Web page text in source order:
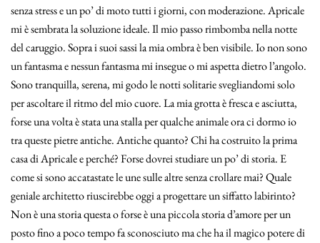
senza stress e un po’ di moto tutti i giorni, con moderazione. Apricale
mi è sembrata la soluzione ideale. Il mio passo rimbomba nella notte
del caruggio. Sopra i suoi sassi la mia ombra è ben visibile. Io non sono
un fantasma e nessun fantasma mi insegue o mi aspetta dietro l’angolo.
Sono tranquilla, serena, mi godo le notti solitarie svegliandomi solo
per ascoltare il ritmo del mio cuore. La mia grotta è fresca e asciutta,
forse una volta è stata una stalla per qualche animale ora ci dormo io
tra queste pietre antiche. Antiche quanto? Chi ha costruito la prima
casa di Apricale e perché? Forse dovrei studiare un po’ di storia. E
come si sono accatastate le une sulle altre senza crollare mai? Quale
geniale architetto riuscirebbe oggi a progettare un siffatto labirinto?
Non è una storia questa o forse è una piccola storia d’amore per un
posto fino a poco tempo fa sconosciuto ma che ha il magico potere di